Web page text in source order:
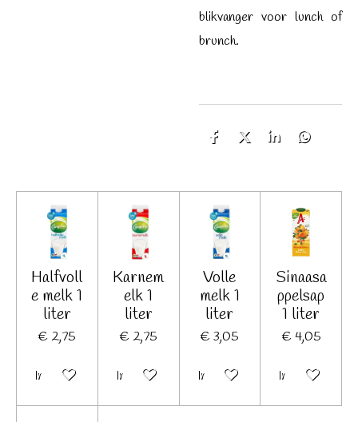
blikvanger voor lunch of
brunch.
D
n
D
S
e
D
n
Halfvoll
e melk 1
liter
€ 2,75
In winkelwagen
Karnem
elk 1
liter
€ 2,75
In winkelwagen
Volle
melk 1
liter
€ 3,05
In winkelwagen
Sinaasa
ppelsap
1 liter
€ 4,05
In